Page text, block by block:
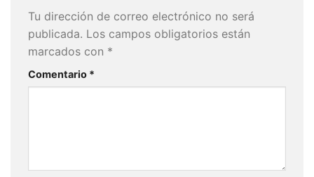
Tu dirección de correo electrónico no será
publicada. Los campos obligatorios están
marcados con *
Comentario *